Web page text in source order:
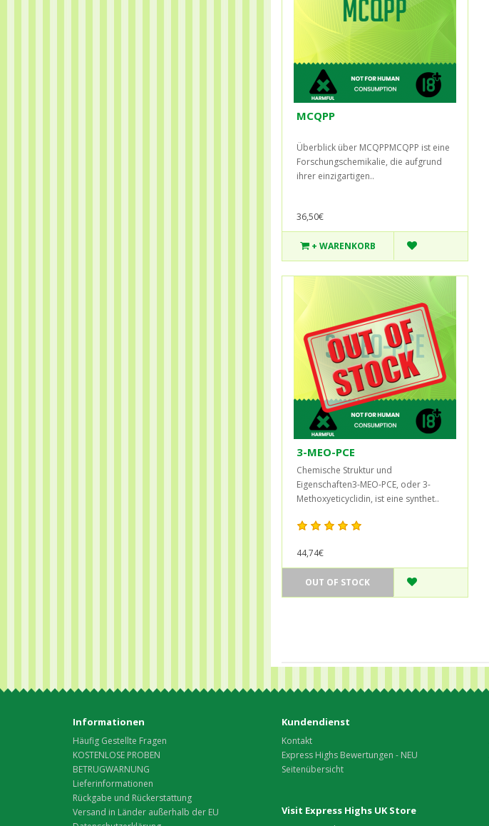
MCQPP
Überblick über MCQPPMCQPP ist eine
Forschungschemikalie, die aufgrund
ihrer einzigartigen..
36,50€
+ WARENKORB
3-MEO-PCE
Chemische Struktur und
Eigenschaften3-MEO-PCE, oder 3-
Methoxyeticyclidin, ist eine synthet..
44,74€
OUT OF STOCK
Informationen
Häufig Gestellte Fragen
KOSTENLOSE PROBEN
BETRUGWARNUNG
Lieferinformationen
Rückgabe und Rückerstattung
Versand in Länder außerhalb der EU
Kundendienst
Kontakt
Express Highs Bewertungen - NEU
Seitenübersicht
Visit Express Highs UK Store